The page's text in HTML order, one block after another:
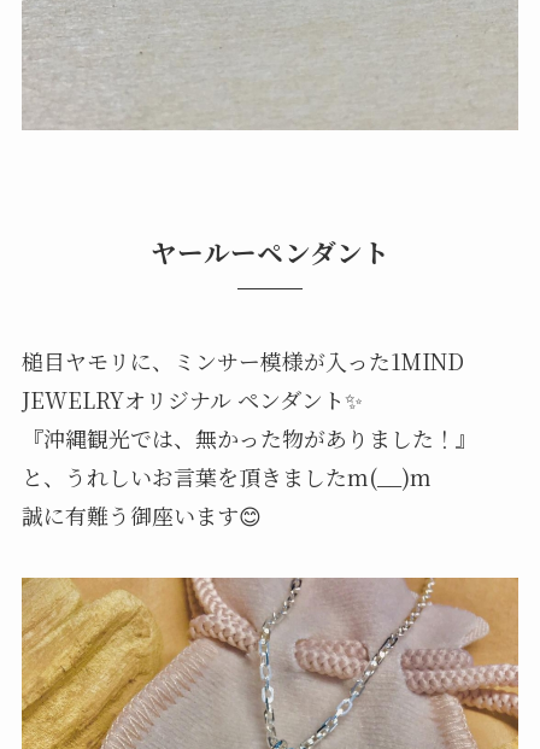
ヤールーペンダント
槌目ヤモリに、ミンサー模様が入った1MIND
JEWELRYオリジナル ペンダント✨
『沖縄観光では、無かった物がありました！』
と、うれしいお言葉を頂きましたm(__)m
誠に有難う御座います😊